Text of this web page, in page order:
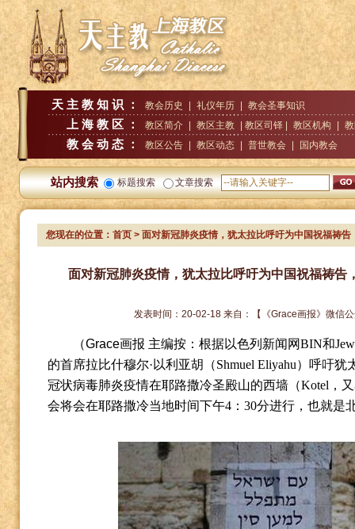
天主教知识： 教会历史 礼仪年历 教会圣事知识
上海教区： 教区简介 教区主教 | 教区司铎 | 教区机构
教会动态： 教区公告 教区动态 普世教会 国内教会
站内搜索 标题搜索 文章搜索
您现在的位置：首页 > 面对新冠肺炎疫情，犹太拉比呼吁为中国祝福祷
面对新冠肺炎疫情，犹太拉比呼吁为中国祝福祷告
发表时间： 20-02-18 来自： 【《Grace画报》微信
（Grace画报 主编按：根据以色列新闻网BIN和
的首席拉比什穆尔· 以利亚胡（Shmuel Eliyahu）呼吁犹
冠状病毒肺炎疫情在耶路撒冷圣殿山的西墙（Kotel ，
会将会在耶路撒冷当地时间下午4 ：30分进行，也就是